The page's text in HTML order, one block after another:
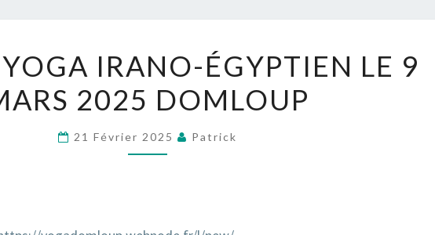
YOGA
IRANO-
ÉGYPTIEN
LE
IRANO-ÉGYPTIEN LE 9
2025 DOMLOUP
21 Février 2025 Patrick